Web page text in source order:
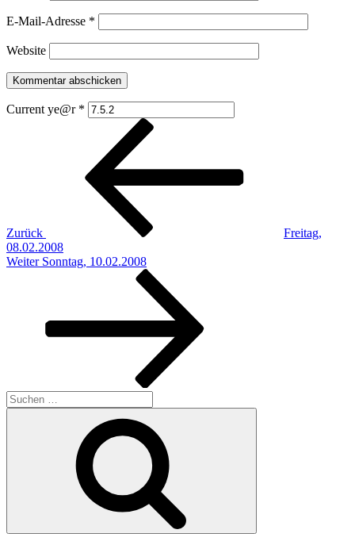
E-Mail-Adresse *
Website
Current ye@r *
Beitragsnavigation
Zurück
Freitag,
08.02.2008
Nächster
Weiter Sonntag, 10.02.2008
Suchen
nach: